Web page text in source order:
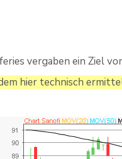
vergaben ein Ziel
hier technisch